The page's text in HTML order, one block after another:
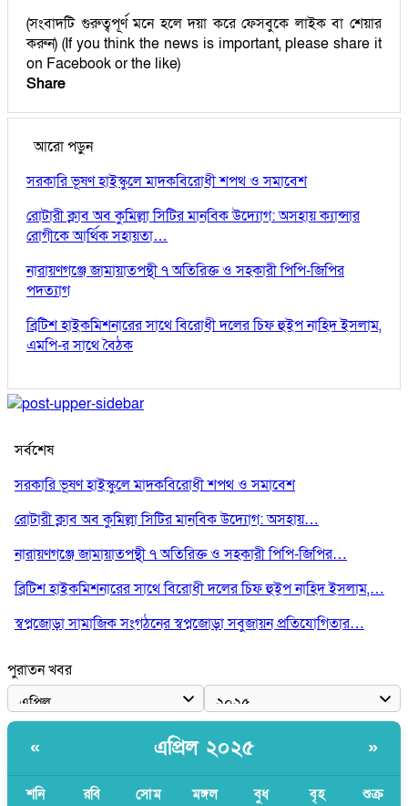
(সংবাদটি গুরুত্বপূর্ণ মনে হলে দয়া করে ফেসবুকে লাইক বা শেয়ার
করুন) (If you think the news is important, please share it
on Facebook or the like)
Share
আরো পড়ুন
সরকারি ভূষণ হাইস্কুলে মাদকবিরোধী শপথ ও সমাবেশ
রোটারী ক্লাব অব কুমিল্লা সিটির মানবিক উদ্যোগ: অসহায় ক্যান্সার
রোগীকে আর্থিক সহায়তা…
নারায়ণগঞ্জে জামায়াতপন্থী ৭ অতিরিক্ত ও সহকারী পিপি-জিপির
পদত্যাগ
ব্রিটিশ হাইকমিশনারের সাথে বিরোধী দলের চিফ হুইপ নাহিদ ইসলাম,
এমপি-র সাথে বৈঠক
সর্বশেষ
সরকারি ভূষণ হাইস্কুলে মাদকবিরোধী শপথ ও সমাবেশ
রোটারী ক্লাব অব কুমিল্লা সিটির মানবিক উদ্যোগ: অসহায়…
নারায়ণগঞ্জে জামায়াতপন্থী ৭ অতিরিক্ত ও সহকারী পিপি-জিপির…
ব্রিটিশ হাইকমিশনারের সাথে বিরোধী দলের চিফ হুইপ নাহিদ ইসলাম,…
স্বপ্নজোড়া সামাজিক সংগঠনের স্বপ্নজোড়া সবুজায়ন প্রতিযোগিতার…
পুরাতন খবর
« এপ্রিল ২০২৫ »
শনি রবি সোম মঙ্গল বুধ বৃহ শুক্র